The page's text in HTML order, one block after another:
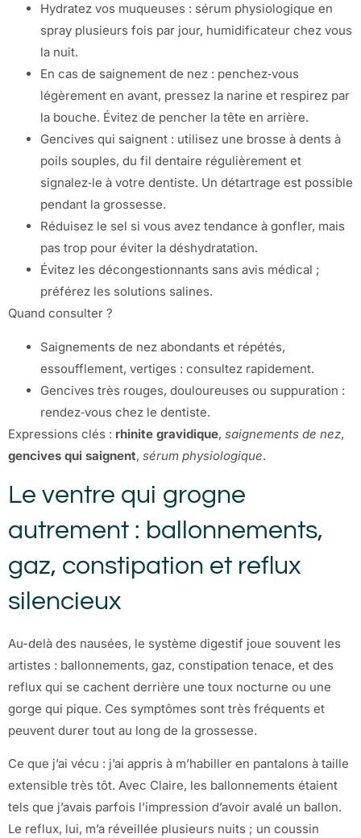
Hydratez vos muqueuses : sérum physiologique en
spray plusieurs fois par jour, humidificateur chez vous
la nuit.
En cas de saignement de nez : penchez‑vous
légèrement en avant, pressez la narine et respirez par
la bouche. Évitez de pencher la tête en arrière.
Gencives qui saignent : utilisez une brosse à dents à
poils souples, du fil dentaire régulièrement et
signalez‑le à votre dentiste. Un détartrage est possible
pendant la grossesse.
Réduisez le sel si vous avez tendance à gonfler, mais
pas trop pour éviter la déshydratation.
Évitez les décongestionnants sans avis médical ;
préférez les solutions salines.
Quand consulter ?
Saignements de nez abondants et répétés,
essoufflement, vertiges : consultez rapidement.
Gencives très rouges, douloureuses ou suppuration :
rendez‑vous chez le dentiste.
Expressions clés : rhinite gravidique, saignements de nez,
gencives qui saignent, sérum physiologique.
Le ventre qui grogne
autrement : ballonnements,
gaz, constipation et reflux
silencieux
Au-delà des nausées, le système digestif joue souvent les
artistes : ballonnements, gaz, constipation tenace, et des
reflux qui se cachent derrière une toux nocturne ou une
gorge qui pique. Ces symptômes sont très fréquents et
peuvent durer tout au long de la grossesse.
Ce que j’ai vécu : j’ai appris à m’habiller en pantalons à taille
extensible très tôt. Avec Claire, les ballonnements étaient
tels que j’avais parfois l’impression d’avoir avalé un ballon.
Le reflux, lui, m’a réveillée plusieurs nuits ; un coussin